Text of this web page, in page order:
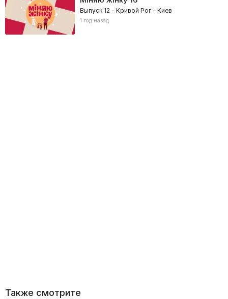
Выпуск 12 - Кривой Рог – Киев
1 год назад
Также смотрите